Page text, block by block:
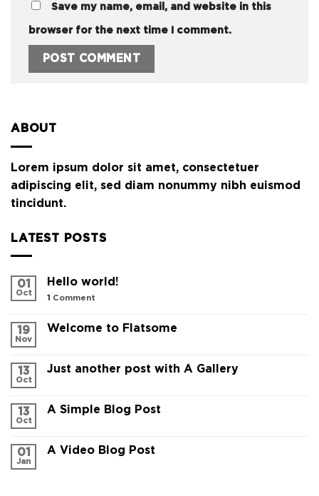
Save my name, email, and website in this
browser for the next time I comment.
ABOUT
Lorem ipsum dolor sit amet, consectetuer
adipiscing elit, sed diam nonummy nibh euismod
tincidunt.
LATEST POSTS
01
Oct
Hello world!
1 Comment
19
Nov
Welcome to Flatsome
13
Oct
Just another post with A Gallery
13
Oct
A Simple Blog Post
01
Jan
A Video Blog Post